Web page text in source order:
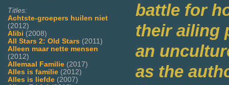
Titles:
Achtste-groepers huilen niet
(2012)
Alibi (2008)
All Stars 2: Old Stars (2011)
Alleen maar nette mensen
(2012)
Allemaal Familie (2017)
Alles is familie (2012)
Alles is liefde (2007)
battle for
their ailing
an
as the